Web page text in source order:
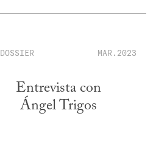
DOSSIER MAR.2023
Entrevista con
Ángel Trigos